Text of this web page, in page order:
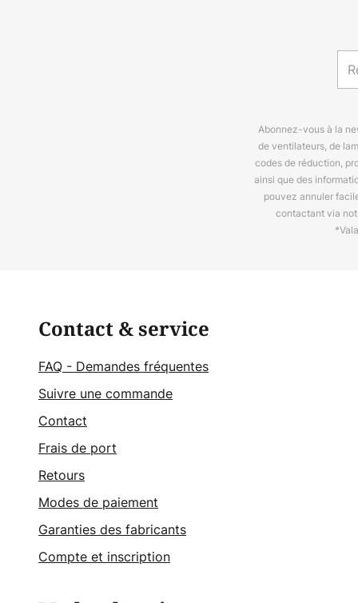
Abonnez-vous à la
de ventilateurs, de
codes de réduction,
ainsi que des
pouvez annuler
contactant via
Contact & service
FAQ - Demandes fréquentes
Suivre une commande
Contact
Frais de port
Retours
Modes de paiement
Garanties des fabricants
Compte et inscription